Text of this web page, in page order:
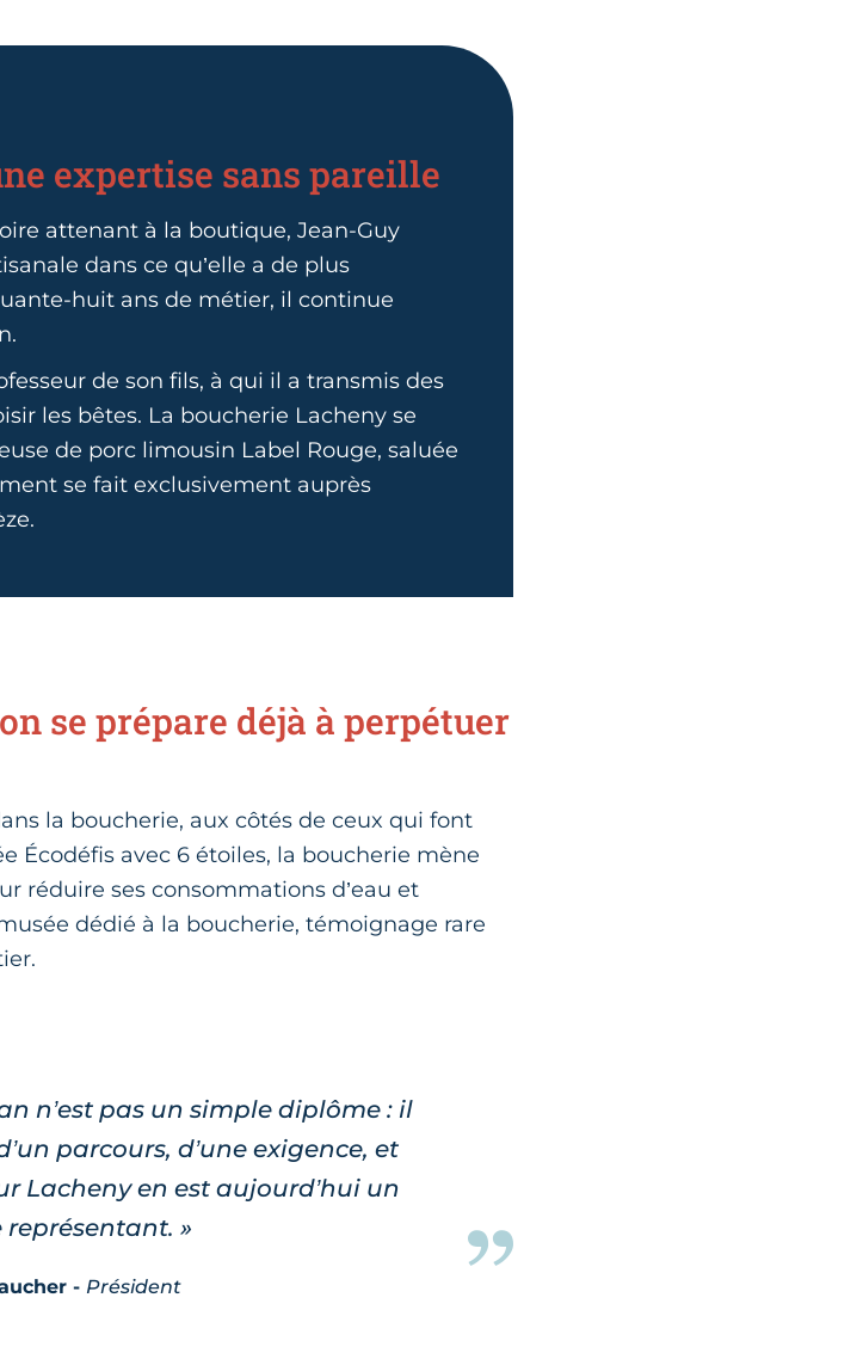
expertise sans pareille
attenant à la boutique, Jean-Guy
dans ce qu’elle a de plus
huit ans de métier, il continue
de son fils, à qui il a transmis des
les bêtes. La boucherie Lacheny se
de porc limousin Label Rouge, saluée
se fait exclusivement auprès
se prépare déjà à perpétuer
la boucherie, aux côtés de ceux qui font
Écodéfis avec 6 étoiles, la boucherie mène
réduire ses consommations d’eau et
dédié à la boucherie, témoignage rare
n’est pas un simple diplôme : il
parcours, d’une exigence, et
Lacheny en est aujourd’hui un
»
- Président